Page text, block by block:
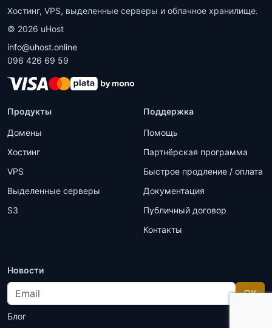
Хостинг, VPS, выделенные серверы и облачное хранилище.
© 2026 uHost
info@uhost.online
096 426 69 59
Продукты
Домены
Хостинг
VPS
Выделенные серверы
S3
Поддержка
Помощь
Партнёрская программа
Быстрое продление / оплата
Документация
Публичный договор
Контакты
Новости
Email OK
Блог